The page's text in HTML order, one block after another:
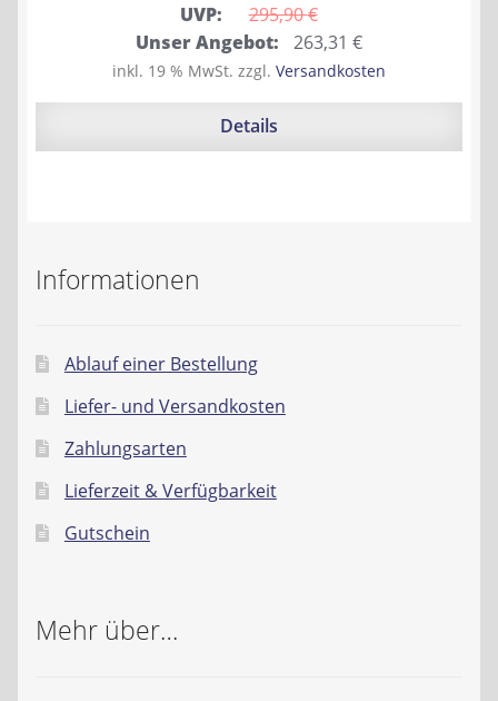
UVP: 295,90 €
Ursprünglicher
Preis
war:
Unser Angebot: 263,31€Aktueller
Preis
ist:
inkl. 19 % MwSt. zzgl. Versandkosten
Details
Informationen
Ablauf einer Bestellung
Liefer- und Versandkosten
Zahlungsarten
Lieferzeit & Verfügbarkeit
Gutschein
Mehr über…